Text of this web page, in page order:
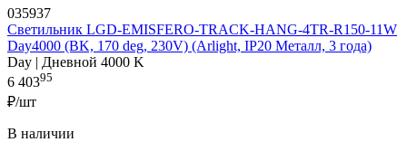
035937
Светильник LGD-EMISFERO-TRACK-HANG-4TR-R150-11W
Day4000 (BK, 170 deg, 230V) (Arlight, IP20 Металл, 3 года)
Day | Дневной 4000 K
6 40395
₽/шт
В наличии